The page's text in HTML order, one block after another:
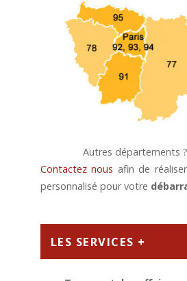
Autres départements ?
Contactez nous afin de
personnalisé pour votre
LES SERVICES +